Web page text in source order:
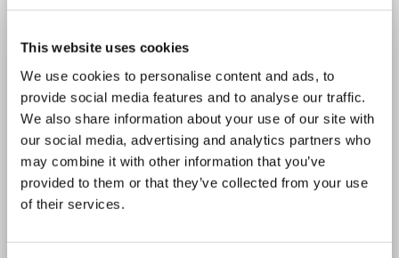
This website uses cookies
We use cookies to personalise content and ads, to
provide social media features and to analyse our traffic.
We also share information about your use of our site with
our social media, advertising and analytics partners who
may combine it with other information that you’ve
provided to them or that they’ve collected from your use
of their services.
1 image